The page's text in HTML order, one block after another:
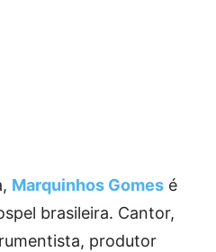
Marquinhos Gomes é
brasileira. Cantor,
produtor